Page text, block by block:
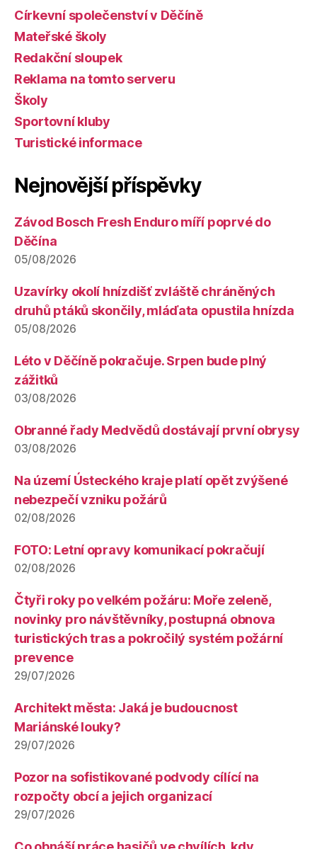
Církevní společenství v Děčíně
Mateřské školy
Redakční sloupek
Reklama na tomto serveru
Školy
Sportovní kluby
Turistické informace
Nejnovější příspěvky
Závod Bosch Fresh Enduro míří poprvé do
Děčína
05/08/2026
Uzavírky okolí hnízdišť zvláště chráněných
druhů ptáků skončily, mláďata opustila hnízda
05/08/2026
Léto v Děčíně pokračuje. Srpen bude plný
zážitků
03/08/2026
Obranné řady Medvědů dostávají první obrysy
03/08/2026
Na území Ústeckého kraje platí opět zvýšené
nebezpečí vzniku požárů
02/08/2026
FOTO: Letní opravy komunikací pokračují
02/08/2026
Čtyři roky po velkém požáru: Moře zeleně,
novinky pro návštěvníky, postupná obnova
turistických tras a pokročilý systém požární
prevence
29/07/2026
Architekt města: Jaká je budoucnost
Mariánské louky?
29/07/2026
Pozor na sofistikované podvody cílící na
rozpočty obcí a jejich organizací
29/07/2026